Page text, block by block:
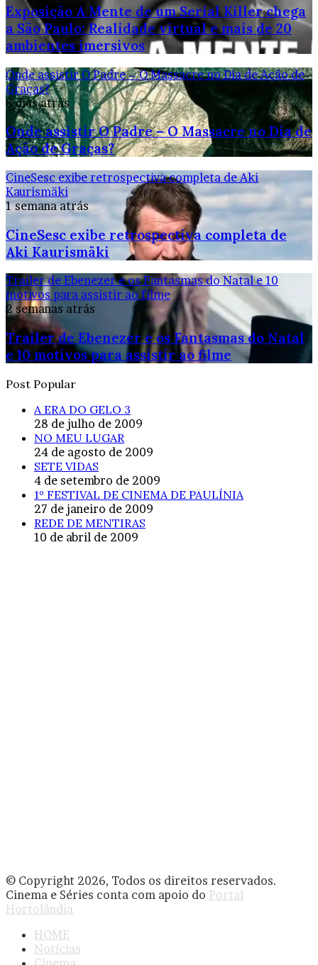
Exposição A Mente de um Serial Killer chega
a São Paulo: Realidade virtual e mais de 20
ambientes imersivos
Onde assistir O Padre – O Massacre no Dia de Ação de
Graças?
5 dias atrás
Onde assistir O Padre – O Massacre no Dia de
Ação de Graças?
CineSesc exibe retrospectiva completa de Aki
Kaurismäki
1 semana atrás
CineSesc exibe retrospectiva completa de
Aki Kaurismäki
Trailer de Ebenezer e os Fantasmas do Natal e 10
motivos para assistir ao filme
2 semanas atrás
Trailer de Ebenezer e os Fantasmas do Natal
e 10 motivos para assistir ao filme
Post Popular
A ERA DO GELO 3
28 de julho de 2009
NO MEU LUGAR
24 de agosto de 2009
SETE VIDAS
4 de setembro de 2009
1º FESTIVAL DE CINEMA DE PAULÍNIA
27 de janeiro de 2009
REDE DE MENTIRAS
10 de abril de 2009
© Copyright 2026, Todos os direitos reservados.
Cinema e Séries conta com apoio do Portal
Hortolândia
HOME
Notícias